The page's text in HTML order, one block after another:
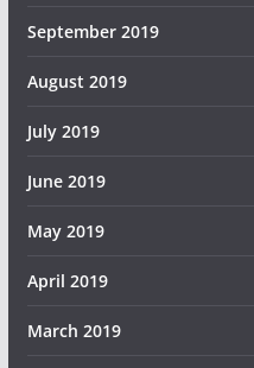
September 2019
August 2019
July 2019
June 2019
May 2019
April 2019
March 2019